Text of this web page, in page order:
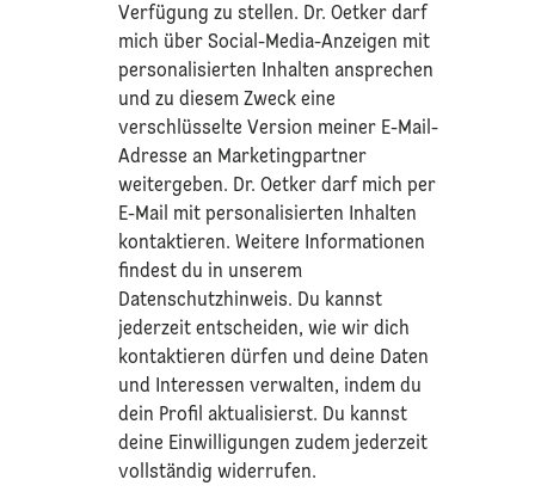
Verfügung zu stellen. Dr. Oetker darf
mich über Social-Media-Anzeigen mit
personalisierten Inhalten ansprechen
und zu diesem Zweck eine
verschlüsselte Version meiner E-Mail-
Adresse an Marketingpartner
weitergeben. Dr. Oetker darf mich per
E-Mail mit personalisierten Inhalten
kontaktieren. Weitere Informationen
findest du in unserem
Datenschutzhinweis. Du kannst
jederzeit entscheiden, wie wir dich
kontaktieren dürfen und deine Daten
und Interessen verwalten, indem du
dein Profil aktualisierst. Du kannst
deine Einwilligungen zudem jederzeit
vollständig widerrufen.